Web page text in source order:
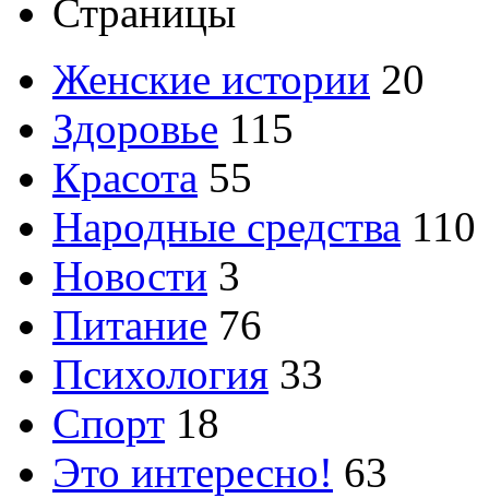
Страницы
Женские истории 20
Здоровье 115
Красота 55
Народные средства 110
Новости 3
Питание 76
Психология 33
Спорт 18
Это интересно! 63